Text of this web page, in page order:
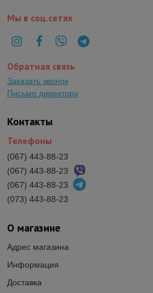
О магазине
Адрес магазина
Информация
Доставка
Контакты
Телефоны
(067) 443-88-23
(067) 443-88-23
(067) 443-88-23
(073) 443-88-23
Мы в соц.сетях
Обратная связь
Заказать звонок
Письмо директору